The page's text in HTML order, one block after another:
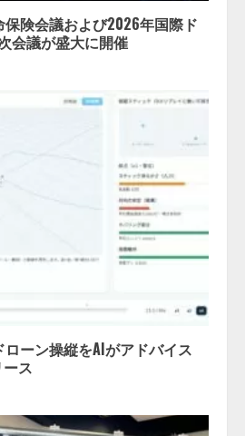
険会議および2026年国際ド
会議が盛大に開催
ローン操縦をAIがアドバイス
ース